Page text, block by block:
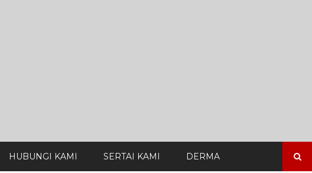
HUBUNGI KAMI SERTAI KAMI DERMA
for: